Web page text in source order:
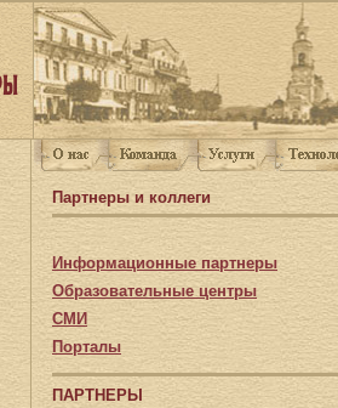
Партнеры и коллеги
Информационные партнеры
Образовательные центры
СМИ
Порталы
ПАРТНЕРЫ